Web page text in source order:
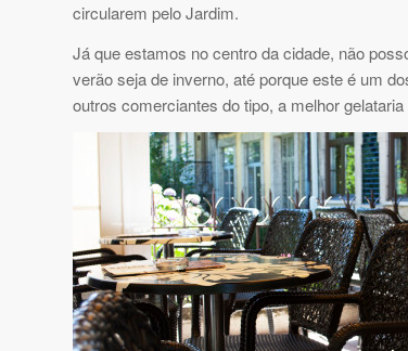
circularem pelo Jardim.
Já que estamos no centro da cidade, não
verão seja de inverno, até porque este é um
outros comerciantes do tipo, a melhor